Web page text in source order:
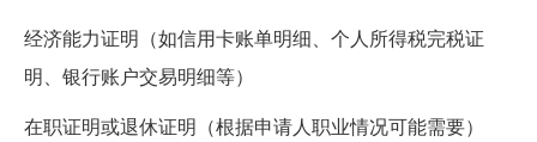
经济能力证明（如信用卡账单明细、个人所得税完税证
明、银行账户交易明细等）
在职证明或退休证明（根据申请人职业情况可能需要）